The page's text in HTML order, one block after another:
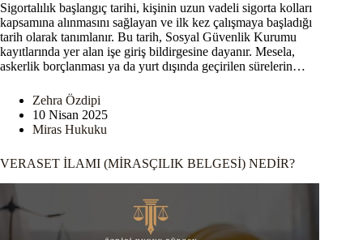
Sigortalılık başlangıç tarihi, kişinin uzun vadeli sigorta kolları
kapsamına alınmasını sağlayan ve ilk kez çalışmaya başladığı
tarih olarak tanımlanır. Bu tarih, Sosyal Güvenlik Kurumu
kayıtlarında yer alan işe giriş bildirgesine dayanır. Mesela,
askerlik borçlanması ya da yurt dışında geçirilen sürelerin…
Zehra Özdipi
10 Nisan 2025
Miras Hukuku
VERASET İLAMI (MİRASÇILIK BELGESİ) NEDİR?